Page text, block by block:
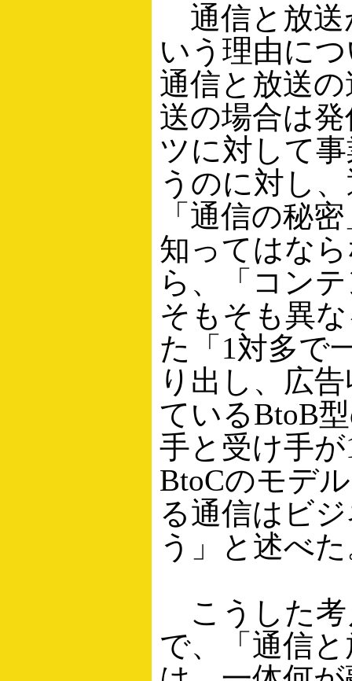
通信と放送
いう理由に
通信と放送
送の場合は
ツに対して
うのに対し
「通信の秘
知ってはな
ら、「コン
そもそも異
た「1対多で
り出し、広
ているBtoB
手と受け手
BtoCのモデ
る通信はビ
う」と述べ
こうした考
で、「通信